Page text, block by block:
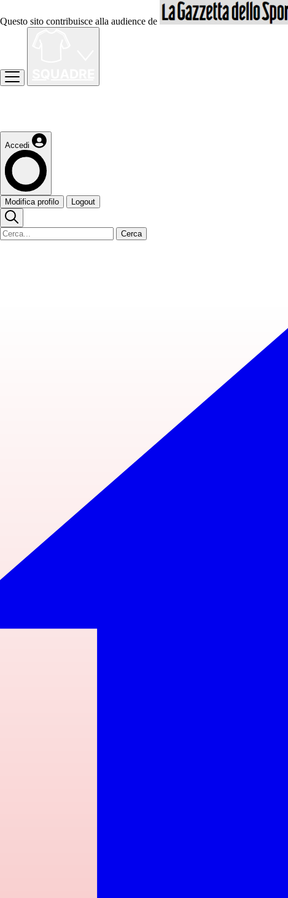
Questo sito contribuisce alla audience de
Accedi
Modifica profilo Logout
Cerca